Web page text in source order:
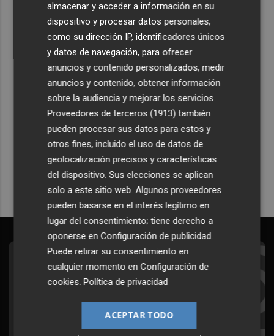
El Tesoro cierra el martes las subastas de agosto con
una emisión de letras a tres y nueve meses
Recibe toda la actualidad de
Plaza Podcast en tu correo
Quiero suscribirme
Suscríbete al Boletín
Todos los días a primera hora en tu email
¡Quiero suscribirme!
almacenar y acceder a información en su
dispositivo y procesar datos personales,
como su dirección IP, identificadores únicos
y datos de navegación, para ofrecer
anuncios y contenido personalizados, medir
anuncios y contenido, obtener información
sobre la audiencia y mejorar los servicios.
Proveedores de terceros (1913) también
pueden procesar sus datos para estos y
otros fines, incluido el uso de datos de
geolocalización precisos y características
del dispositivo. Sus elecciones se aplican
solo a este sitio web. Algunos proveedores
pueden basarse en el interés legítimo en
lugar del consentimiento; tiene derecho a
oponerse enConfiguración de publicidad.
Puede retirar su consentimiento en
cualquier momento enConfiguración de
cookies.Política de privacidad
ACEPTAR TODO